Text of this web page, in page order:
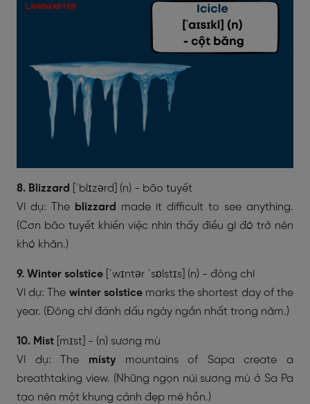
8. Blizzard [ˈblɪzərd] (n) - bão tuyết
Ví dụ: The blizzard made it difficult to see anything.
(Cơn bão tuyết khiến việc nhìn thấy điều gì đó trở nên
khó khăn.)
9. Winter solstice [ˈwɪntər ˈsɒlstɪs] (n) - đông chí
Ví dụ: The winter solsticemarks the shortest day of the
year. (Đông chí đánh dấu ngày ngắn nhất trong năm.)
10. Mist [mɪst] - (n) sương mù
Ví dụ: The mistymountains of Sapa create a
breathtaking view. (Những ngọn núi sương mù ở Sa Pa
tạo nên một khung cảnh đẹp mê hồn.)